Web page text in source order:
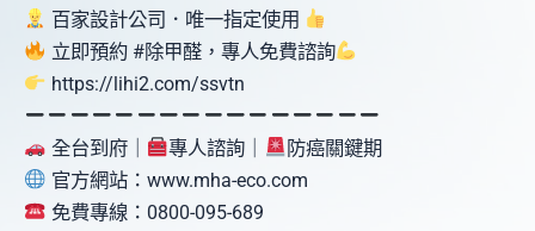
百家設計公司．唯一指定使用
立即預約 #除甲醛，專人免費諮詢
https://lihi2.com/ssvtn
全台到府｜ 專人諮詢｜
防癌關鍵期
官方網站：www.mha-eco.com
免費專線：0800-095-689